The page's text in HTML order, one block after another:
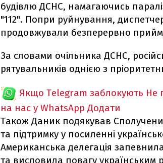
будівлю ДСНС, намагаючись
"112". Попри руйнування,
продовжували безперервно
За словами очільника ДСНС,
рятувальників однією з
Якщо Telegram заблокують Не
на нас у WhatsApp Додати
Також Даник подякував
та підтримку у посиленні
Американська делегація
та висловила повагу українським